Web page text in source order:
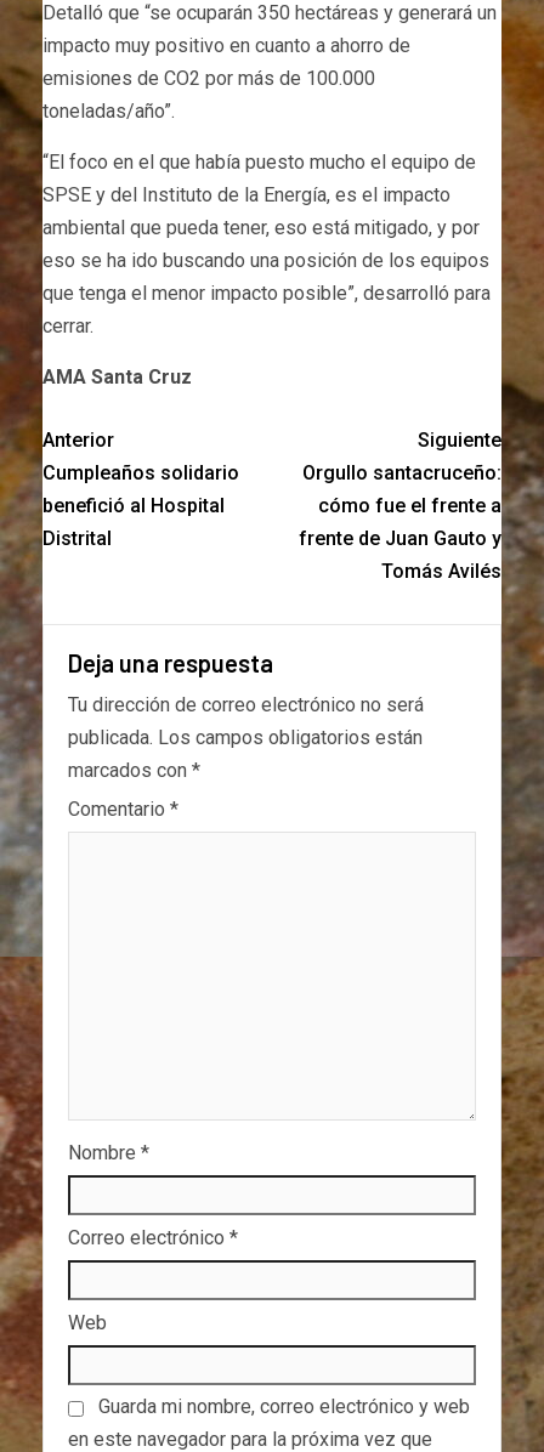
Detalló que “se ocuparán 350 hectáreas y generará un
impacto muy positivo en cuanto a ahorro de
emisiones de CO2 por más de 100.000
toneladas/año”.
“El foco en el que había puesto mucho el equipo de
SPSE y del Instituto de la Energía, es el impacto
ambiental que pueda tener, eso está mitigado, y por
eso se ha ido buscando una posición de los equipos
que tenga el menor impacto posible”, desarrolló para
cerrar.
AMA Santa Cruz
Anterior
Cumpleaños solidario
benefició al Hospital
Distrital
Siguiente
Orgullo santacruceño:
cómo fue el frente a
frente de Juan Gauto y
Tomás Avilés
Deja una respuesta
Tu dirección de correo electrónico no será
publicada. Los campos obligatorios están
marcados con *
Comentario *
Nombre *
Correo electrónico *
Web
Guarda mi nombre, correo electrónico y web
en este navegador para la próxima vez que